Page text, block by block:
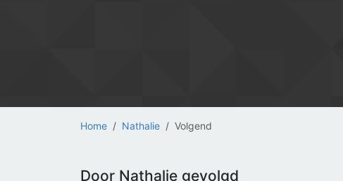
Home Nathalie Volgend
Door Nathalie gevolgd